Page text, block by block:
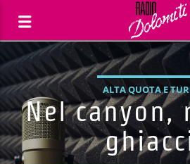
ALTA QUOTA E
Nel canyon,